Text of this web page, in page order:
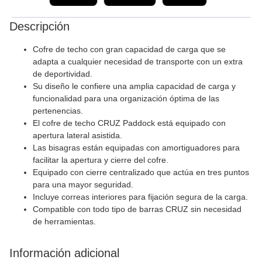
Descripción
Cofre de techo con gran capacidad de carga que se
adapta a cualquier necesidad de transporte con un extra
de deportividad.
Su diseño le confiere una amplia capacidad de carga y
funcionalidad para una organización óptima de las
pertenencias.
El cofre de techo CRUZ Paddock está equipado con
apertura lateral asistida.
Las bisagras están equipadas con amortiguadores para
facilitar la apertura y cierre del cofre.
Equipado con cierre centralizado que actúa en tres puntos
para una mayor seguridad.
Incluye correas interiores para fijación segura de la carga.
Compatible con todo tipo de barras CRUZ sin necesidad
de herramientas.
Información adicional